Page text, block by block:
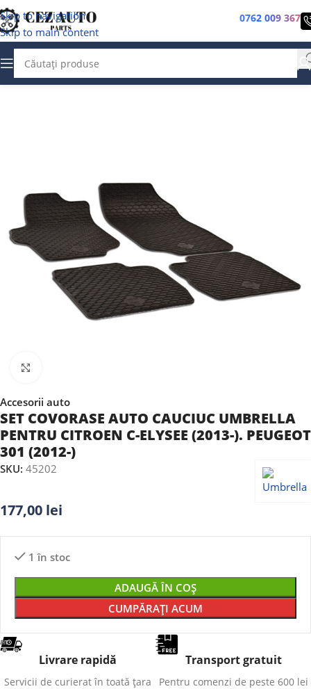
Skip to navigation
Skip to main content
0762 009 367
Accesorii auto
SET COVORASE AUTO CAUCIUC UMBRELLA
PENTRU CITROEN C-ELYSEE (2013-). PEUGEOT
301 (2012-)
SKU: 45202
177,00 lei
1 în stoc
ADAUGĂ ÎN COȘ
CUMPĂRAȚI ACUM
Livrare rapidă
Servicii de curierat în toată țara
Transport gratuit
Pentru comenzi de peste 600 lei